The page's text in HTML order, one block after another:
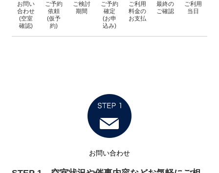
お問い
合わせ
(空室
確認)
ご予約
依頼
(仮予
約)
ご検討
期間
ご予約
確定
(お申
込み)
ご利用
料金の
お支払
最終の
ご確認
ご利用
当日
お問い合わせ